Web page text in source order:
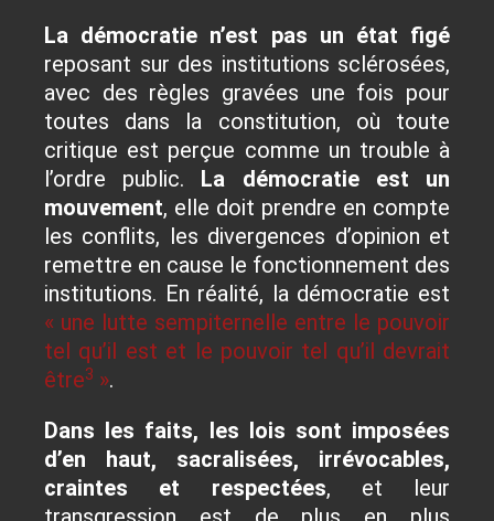
La démocratie n’est pas un état figé
reposant sur des institutions sclérosées,
avec des règles gravées une fois pour
toutes dans la constitution, où toute
critique est perçue comme un trouble à
l’ordre public. La démocratie est un
mouvement, elle doit prendre en compte
les conflits, les divergences d’opinion et
remettre en cause le fonctionnement des
institutions. En réalité, la démocratie est
« une lutte sempiternelle entre le pouvoir
tel qu’il est et le pouvoir tel qu’il devrait
être3 ».
Dans les faits, les lois sont imposées
d’en haut, sacralisées, irrévocables,
craintes et respectées, et leur